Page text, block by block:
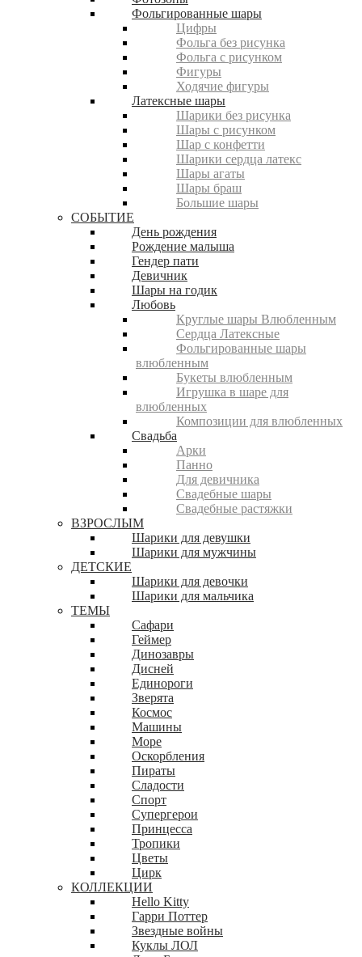
Фольгированные шары
Цифры
Фольга без рисунка
Фольга с рисунком
Фигуры
Ходячие фигуры
Латексные шары
Шарики без рисунка
Шары с рисунком
Шар с конфетти
Шарики сердца латекс
Шары агаты
Шары браш
Большие шары
СОБЫТИЕ
День рождения
Рождение малыша
Гендер пати
Девичник
Шары на годик
Любовь
Круглые шары Влюбленным
Сердца Латексные
Фольгированные шары
влюбленным
Букеты влюбленным
Игрушка в шаре для
влюбленных
Композиции для влюбленных
Свадьба
Арки
Панно
Для девичника
Свадебные шары
Свадебные растяжки
ВЗРОСЛЫМ
Шарики для девушки
Шарики для мужчины
ДЕТСКИЕ
Шарики для девочки
Шарики для мальчика
ТЕМЫ
Сафари
Геймер
Динозавры
Дисней
Единороги
Зверята
Космос
Машины
Море
Оскорбления
Пираты
Сладости
Спорт
Супергерои
Принцесса
Тропики
Цветы
Цирк
КОЛЛЕКЦИИ
Hello Kitty
Гарри Поттер
Звездные войны
Куклы ЛОЛ